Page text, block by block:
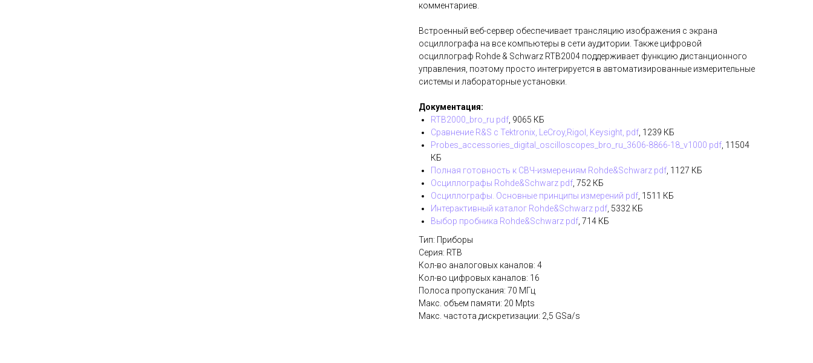
комментариев.
Встроенный веб-сервер обеспечивает трансляцию изображения с экрана
осциллографа на все компьютеры в сети аудитории. Также цифровой
осциллограф Rohde & Schwarz RTB2004 поддерживает функцию дистанционного
управления, поэтому просто интегрируется в автоматизированные измерительные
системы и лабораторные установки.
Документация:
RTB2000_bro_ru pdf , 9065 КБ
Сравнение R&S c Tektronix, LeCroy,Rigol, Keysight, pdf , 1239 КБ
Probes_accessories_digital_oscilloscopes_bro_ru_3606-8866-18_v1000 pdf , 11504
КБ
Полная готовность к СВЧ-измерениям Rohde&Schwarz pdf , 1127 КБ
Осциллографы Rohde&Schwarz pdf , 752 КБ
Осциллографы. Основные принципы измерений pdf , 1511 КБ
Интерактивный каталог Rohde&Schwarz pdf , 5332 КБ
Выбор пробника Rohde&Schwarz pdf , 714 КБ
Тип: Приборы
Серия: RTB
Кол-во аналоговых каналов: 4
Кол-во цифровых каналов: 16
Полоса пропускания: 70 МГц
Макс. объем памяти: 20 Mpts
Макс. частота дискретизации: 2,5 GSa/s